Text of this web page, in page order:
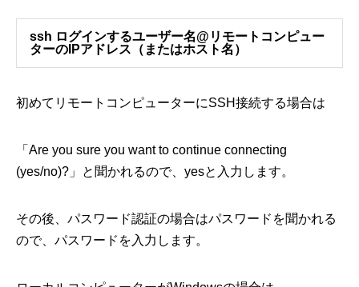
ssh ログインするユーザー名@リモートコンピュー
ターのIPアドレス（またはホスト名）
初めてリモートコンピューターにSSH接続する場合は
「Are you sure you want to continue connecting
(yes/no)?」と聞かれるので、yesと入力します。
その後、パスワード認証の場合はパスワードを聞かれる
ので、パスワードを入力します。